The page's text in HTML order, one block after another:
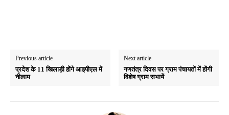
Previous article
प्रदेश के 11 खिलाड़ी होंगे आइपीएल में
नीलाम
Next article
गणतंत्र दिवस पर ग्राम पंचायतों में होंगी
विशेष ग्राम सभायें